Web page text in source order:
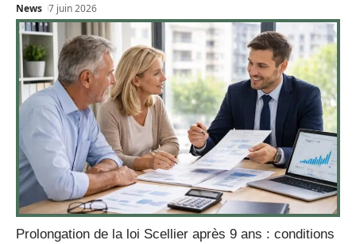
News 7 juin 2026
Prolongation de la loi Scellier après 9 ans : conditions